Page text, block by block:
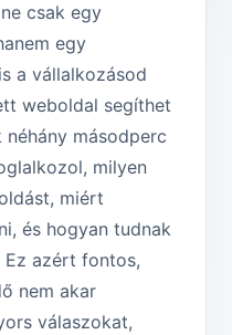
csak egy
egy
a vállalkozásod
weboldal segíthet
másodperc
milyen
miért
és hogyan tudnak
Ez azért fontos,
nem akar
válaszokat,